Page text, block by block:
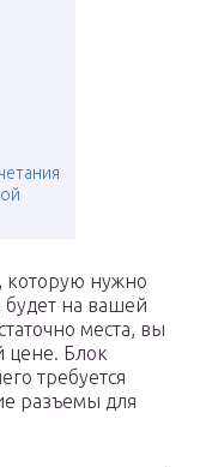
которую нужно
будет на вашей
места, вы
цене. Блок
требуется
разъемы для